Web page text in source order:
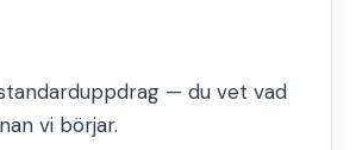
— du vet vad
vi börjar.